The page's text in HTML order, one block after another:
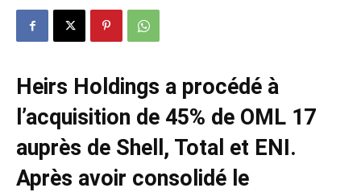
Heirs Holdings a procédé à
l’acquisition de 45% de OML 17
auprès de Shell, Total et ENI.
Après avoir consolidé le